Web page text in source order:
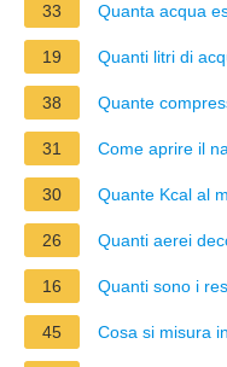
33 Quanta acqua
19 Quanti litri di
38 Quante
31 Come aprire il
30 Quante Kcal al
26 Quanti aerei
16 Quanti sono i
45 Cosa si misura